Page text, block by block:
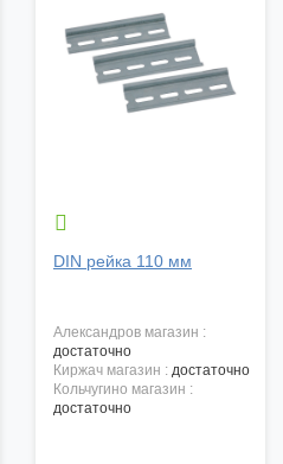

DIN рейка 110 мм
александров магазин :
достаточно
киржач магазин : достаточно
кольчугино магазин :
достаточно